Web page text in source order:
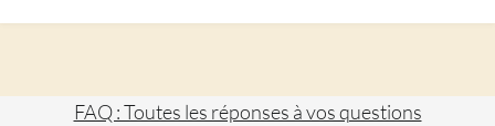
FAQ : Toutes les réponses à vos questions